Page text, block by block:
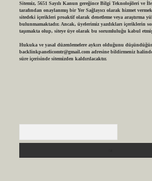
Sitemiz, 5651 Sayılı Kanun gereğince Bilgi Teknolojileri ve
tarafından onaylanmış bir Yer Sağlayıcı olarak hizmet
sitedeki içerikleri proaktif olarak denetleme veya araştırma
bulunmamaktadır. Ancak, üyelerimiz yazdıkları içeriklerin
taşımakta olup, siteye üye olarak bu sorumluluğu kabul etmiş
Hukuka ve yasal düzenlemelere aykırı olduğunu
backlinkpanelicomtr@gmail.comadresine bildirmeniz
süre içerisinde sitemizden kaldırılacaktır.